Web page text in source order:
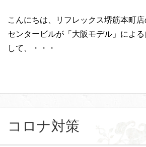
こんにちは、リフレックス堺筋本町
センタービルが「大阪モデル」によ
して、・・・
コロナ対策